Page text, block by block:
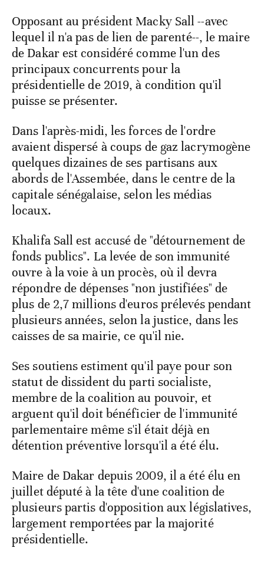
Opposant au président Macky Sall --avec
lequel il n'a pas de lien de parenté--, le maire
de Dakar est considéré comme l'un des
principaux concurrents pour la
présidentielle de 2019, à condition qu'il
puisse se présenter.
Dans l'après-midi, les forces de l'ordre
avaient dispersé à coups de gaz lacrymogène
quelques dizaines de ses partisans aux
abords de l'Assembée, dans le centre de la
capitale sénégalaise, selon les médias
locaux.
Khalifa Sall est accusé de "détournement de
fonds publics". La levée de son immunité
ouvre à la voie à un procès, où il devra
répondre de dépenses "non justifiées" de
plus de 2,7 millions d'euros prélevés pendant
plusieurs années, selon la justice, dans les
caisses de sa mairie, ce qu'il nie.
Ses soutiens estiment qu'il paye pour son
statut de dissident du parti socialiste,
membre de la coalition au pouvoir, et
arguent qu'il doit bénéficier de l'immunité
parlementaire même s'il était déjà en
détention préventive lorsqu'il a été élu.
Maire de Dakar depuis 2009, il a été élu en
juillet député à la tête d'une coalition de
plusieurs partis d'opposition aux législatives,
largement remportées par la majorité
présidentielle.